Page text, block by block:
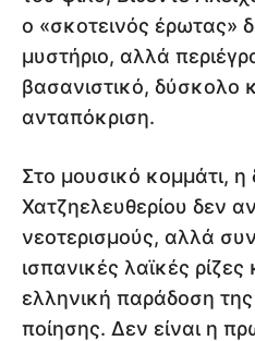
ο «σκοτεινός έρωτας»
μυστήριο, αλλά
βασανιστικό, δύσκολο
ανταπόκριση.
Στο μουσικό κομμάτι, η
Χατζηελευθερίου δεν
νεοτερισμούς, αλλά
ισπανικές λαϊκές
ελληνική παράδοση
ποίησης. Δεν είναι η